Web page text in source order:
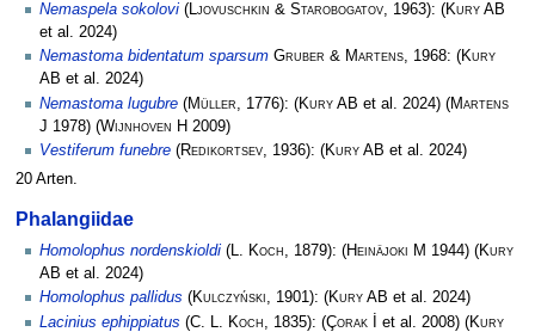
Nemaspela sokolovi (Ljovuschkin & Starobogatov, 1963): (Kury AB
et al. 2024)
Nemastoma bidentatum sparsum Gruber & Martens, 1968: (Kury
AB et al. 2024)
Nemastoma lugubre (Müller , 1776): (Kury AB et al. 2024) (Martens
J 1978) (Wijnhoven H 2009)
Vestiferum funebre (Redikortsev, 1936): (Kury AB et al. 2024)
20 Arten.
Phalangiidae
Homolophus nordenskioldi (L. Koch, 1879): (Heinäjoki M 1944) (Kury
AB et al. 2024)
Homolophus pallidus (Kulczyński, 1901): (Kury AB et al. 2024)
Lacinius ephippiatus (C. L. Koch , 1835): (Çorak İ et al. 2008) (Kury